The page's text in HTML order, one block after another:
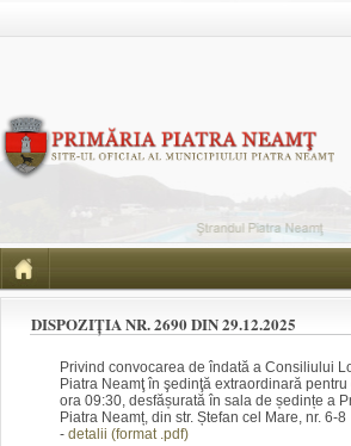
DISPOZIȚIA NR. 2690 DIN 29.12.2025
Privind convocarea de îndată a Consiliului
Piatra Neamţ în şedinţă extraordinară
ora 09:30, desfășurată în sala de ședințe a
Piatra Neamț, din str. Ștefan cel Mare, nr. 6-8
- detalii (format .pdf)